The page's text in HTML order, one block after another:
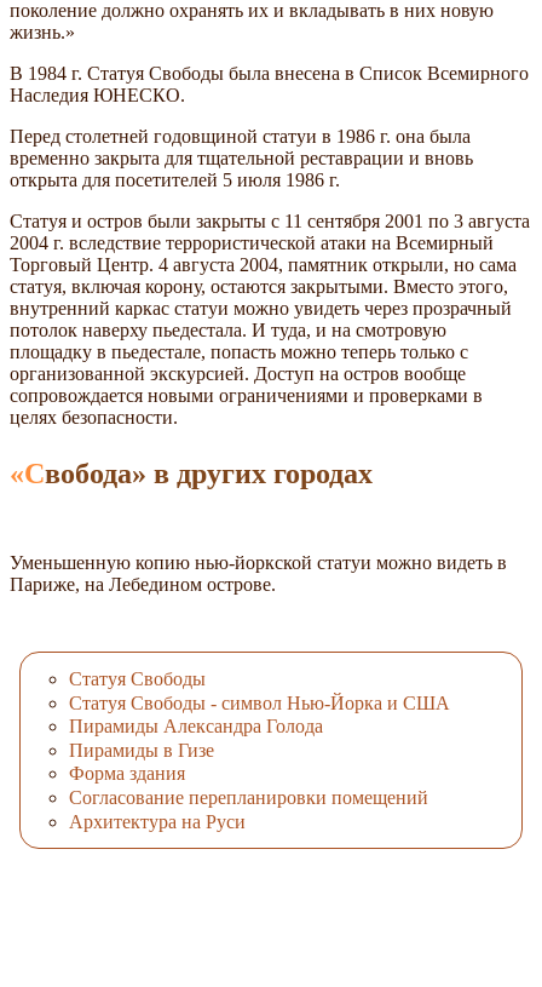
поколение должно охранять их и вкладывать в них новую
жизнь.»
В 1984 г. Статуя Свободы была внесена в Список Всемирного
Наследия ЮНЕСКО.
Перед столетней годовщиной статуи в 1986 г. она была
временно закрыта для тщательной реставрации и вновь
открыта для посетителей 5 июля 1986 г.
Статуя и остров были закрыты с 11 сентября 2001 по 3 августа
2004 г. вследствие террористической атаки на Всемирный
Торговый Центр. 4 августа 2004, памятник открыли, но сама
статуя, включая корону, остаются закрытыми. Вместо этого,
внутренний каркас статуи можно увидеть через прозрачный
потолок наверху пьедестала. И туда, и на смотровую
площадку в пьедестале, попасть можно теперь только с
организованной экскурсией. Доступ на остров вообще
сопровождается новыми ограничениями и проверками в
целях безопасности.
«Свобода» в других городах
Уменьшенную копию нью-йоркской статуи можно видеть в
Париже, на Лебедином острове.
Статуя Свободы
Статуя Свободы - символ Нью-Йорка и США
Пирамиды Александра Голода
Пирамиды в Гизе
Форма здания
Согласование перепланировки помещений
Архитектура на Руси